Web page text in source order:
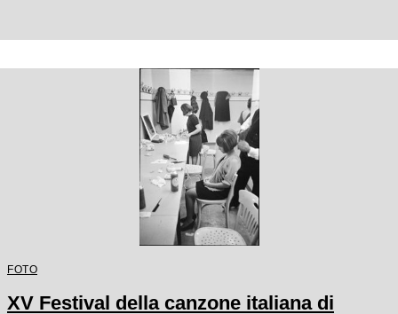
FOTO
XV Festival della canzone italiana di